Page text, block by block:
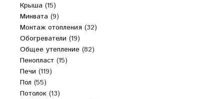
Крыша (15)
Минвата (9)
Монтаж отопления (32)
Обогреватели (19)
Общее утепление (82)
Пенопласт (15)
Печи (119)
Пол (55)
Потолок (13)